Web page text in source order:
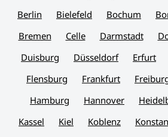
Berlin
Bielefeld Bochum
Bremen
Celle Darmstadt
Duisburg
Düsseldorf Erfurt
Flensburg
Frankfurt
Hamburg
Hannover
Kassel
Kiel Koblenz